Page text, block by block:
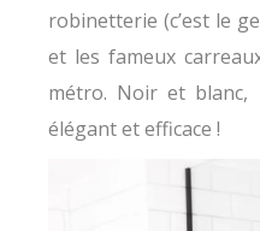
robinetterie (c’est le
et les fameux
métro. Noir et blanc,
élégant et efficace !